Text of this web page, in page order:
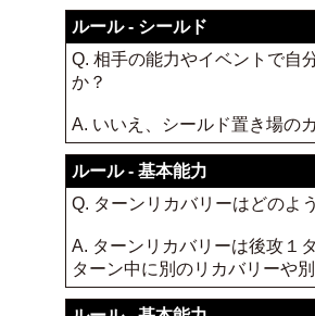
ルール - シールド
Q. 相手の能力やイベントで自
か？
A. いいえ、シールド置き場の
ルール - 基本能力
Q. ターンリカバリーはどのよ
A. ターンリカバリーは後攻１
ターン中に別のリカバリーや